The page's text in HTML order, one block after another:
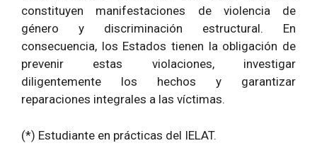
constituyen manifestaciones de violencia de
género y discriminación estructural. En
consecuencia, los Estados tienen la obligación de
prevenir estas violaciones, investigar
diligentemente los hechos y garantizar
reparaciones integrales a las víctimas.
(*) Estudiante en prácticas del IELAT.